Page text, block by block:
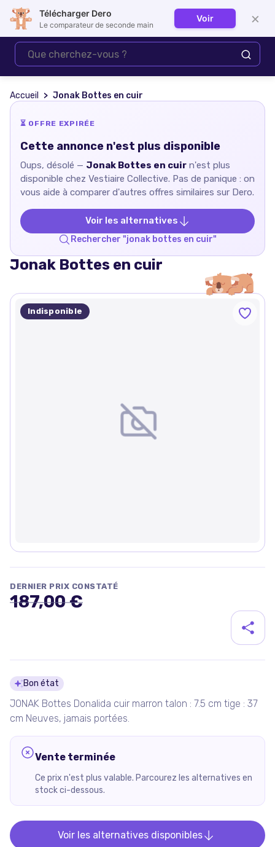
Se connecter
Accueil Jonak Bottes en cuir
⏳ OFFRE EXPIRÉE
Cette annonce n'est plus disponible
Oups, désolé — Jonak Bottes en cuir n'est plus
disponible chez Vestiaire Collective. Pas de panique : on
vous aide à comparer d'autres offres similaires sur Dero.
Voir les alternatives
Rechercher "jonak bottes en cuir"
Jonak Bottes en cuir
Indisponible
DERNIER PRIX CONSTATÉ
187,00 €
Détails du produit
Bon état
JONAK Bottes Donalida cuir marron talon : 7.5 cm tige : 37
cm Neuves, jamais portées.
Vente terminée
Ce prix n'est plus valable. Parcourez les alternatives en
stock ci-dessous.
Voir les alternatives disponibles
Télécharger Dero
Le comparateur de seconde main
Voir ×